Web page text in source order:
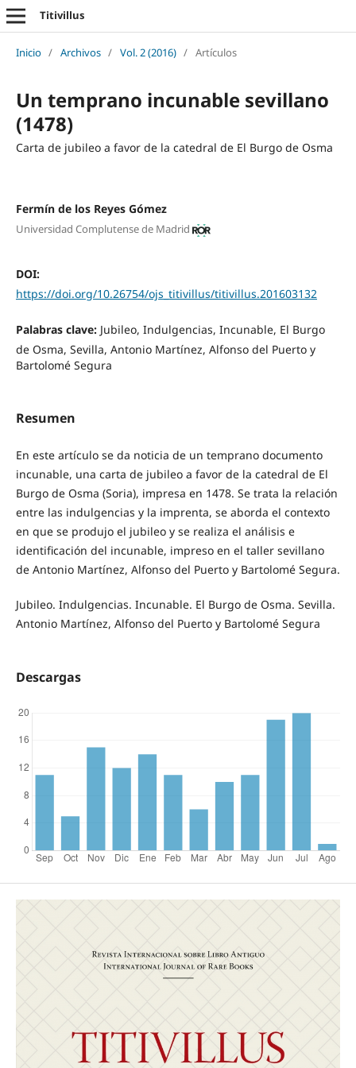
Titivillus
Inicio / Archivos / Vol. 2 (2016) / Artículos
Un temprano incunable sevillano
(1478)
Carta de jubileo a favor de la catedral de El Burgo de Osma
Fermín de los Reyes Gómez
Universidad Complutense de Madrid
DOI:
https://doi.org/10.26754/ojs_titivillus/titivillus.201603132
Palabras clave: Jubileo, Indulgencias, Incunable, El Burgo
de Osma, Sevilla, Antonio Martínez, Alfonso del Puerto y
Bartolomé Segura
Resumen
En este artículo se da noticia de un temprano documento
incunable, una carta de jubileo a favor de la catedral de El
Burgo de Osma (Soria), impresa en 1478. Se trata la relación
entre las indulgencias y la imprenta, se aborda el contexto
en que se produjo el jubileo y se realiza el análisis e
identificación del incunable, impreso en el taller sevillano
de Antonio Martínez, Alfonso del Puerto y Bartolomé Segura.
Jubileo. Indulgencias. Incunable. El Burgo de Osma. Sevilla.
Antonio Martínez, Alfonso del Puerto y Bartolomé Segura
Descargas